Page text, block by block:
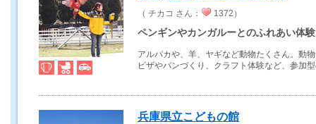
（ チカコ さん： 1372）
ペンギンやカンガルーとのふれあい体験
アルパカや、羊、ヤギなど動物たくさん。動
ピザやパンづくり、クラフト体験など、参加
兵庫県立こどもの館